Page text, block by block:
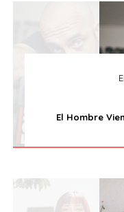
El Hombre